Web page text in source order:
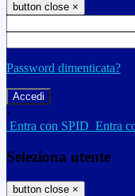
button close ×
Password dimenticata?
-
Entra con SPID Entra
Seleziona utente
button close ×